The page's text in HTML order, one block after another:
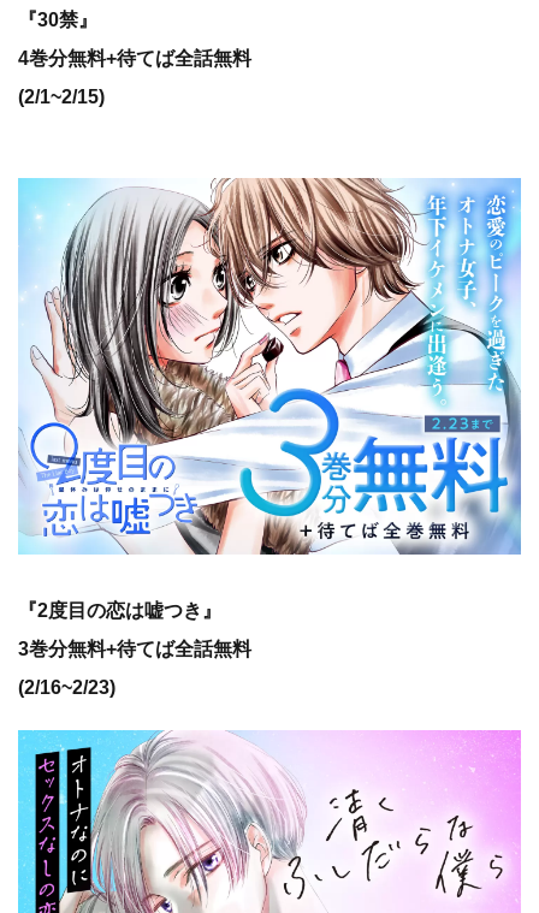
『30禁』
4巻分無料+待てば全話無料
(2/1~2/15)
『2度目の恋は嘘つき』
3巻分無料+待てば全話無料
(2/16~2/23)